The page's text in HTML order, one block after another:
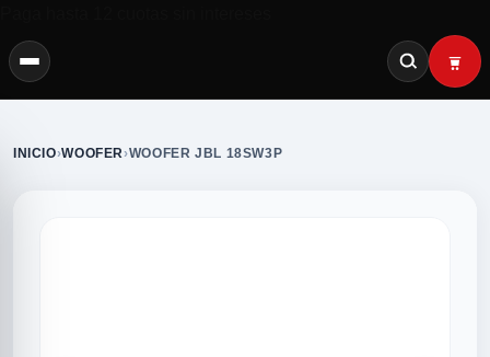
INICIO›WOOFER›WOOFER JBL 18SW3P